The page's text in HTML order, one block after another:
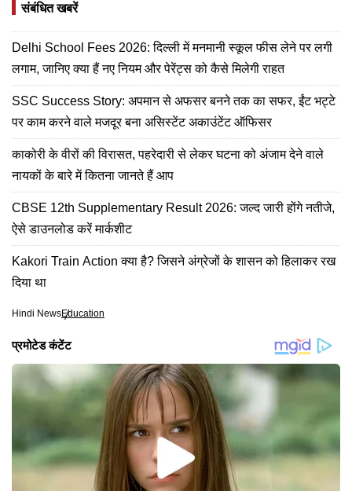
संबंधित खबरें
Delhi School Fees 2026: दिल्ली में मनमानी स्कूल फीस लेने पर लगी
लगाम, जानिए क्या हैं नए नियम और पेरेंट्स को कैसे मिलेगी राहत
SSC Success Story: अपमान से अफसर बनने तक का सफर, ईंट भट्टे
पर काम करने वाले मजदूर बना असिस्टेंट अकाउंटेंट ऑफिसर
काकोरी के वीरों की विरासत, पहरेदारी से लेकर घटना को अंजाम देने वाले
नायकों के बारे में कितना जानते हैं आप
CBSE 12th Supplementary Result 2026: जल्द जारी होंगे नतीजे,
ऐसे डाउनलोड करें मार्कशीट
Kakori Train Action क्या है? जिसने अंग्रेजों के शासन को हिलाकर रख
दिया था
Hindi NewsEducation